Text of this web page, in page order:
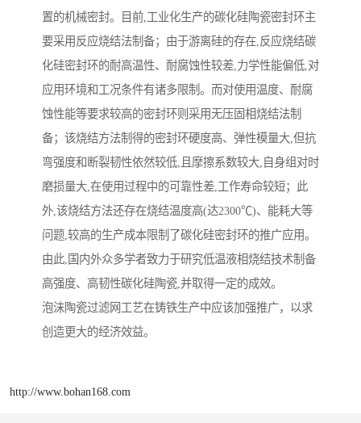
置的机械密封。目前,工业化生产的碳化硅陶瓷密封环主
要采用反应烧结法制备；由于游离硅的存在,反应烧结碳
化硅密封环的耐高温性、耐腐蚀性较差,力学性能偏低,对
应用环境和工况条件有诸多限制。而对使用温度、耐腐
蚀性能等要求较高的密封环则采用无压固相烧结法制
备；该烧结方法制得的密封环硬度高、弹性模量大,但抗
弯强度和断裂韧性依然较低,且摩擦系数较大,自身组对时
磨损量大,在使用过程中的可靠性差,工作寿命较短；此
外,该烧结方法还存在烧结温度高(达2300℃)、能耗大等
问题,较高的生产成本限制了碳化硅密封环的推广应用。
由此,国内外众多学者致力于研究低温液相烧结技术制备
高强度、高韧性碳化硅陶瓷,并取得一定的成效。
泡沫陶瓷过滤网工艺在铸铁生产中应该加强推广，以求
创造更大的经济效益。
http://www.bohan168.com